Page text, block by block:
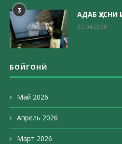
3 АДАБ ҲУСНИ
27.04.2020
БОЙГОНӢ
Май 2026
Апрель 2026
Март 2026